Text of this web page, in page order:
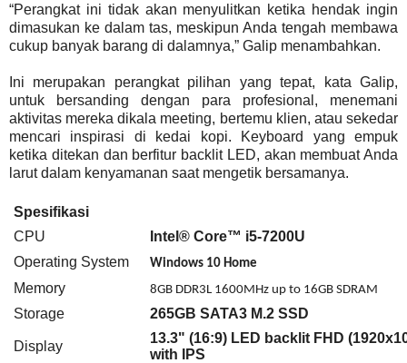
“Perangkat ini tidak akan menyulitkan ketika hendak ingin
dimasukan ke dalam tas, meskipun Anda tengah membawa
cukup banyak barang di dalamnya,” Galip menambahkan.
Ini merupakan perangkat pilihan yang tepat, kata Galip,
untuk bersanding dengan para profesional, menemani
aktivitas mereka dikala meeting, bertemu klien, atau sekedar
mencari inspirasi di kedai kopi. Keyboard yang empuk
ketika ditekan dan berfitur backlit LED, akan membuat Anda
larut dalam kenyamanan saat mengetik bersamanya.
Spesifikasi
CPU
Intel® Core™ i5-7200U
Operating System
Windows 10 Home
Memory 8GB DDR3L 1600MHz up to 16GB SDRAM
Storage 265GB SATA3 M.2 SSD
Display
13.3" (16:9) LED backlit FHD
with IPS